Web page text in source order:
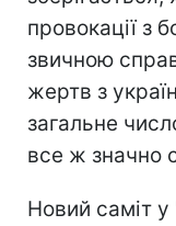
провокації з
звичною
жертв з
загальне
все ж значно
Новий саміт